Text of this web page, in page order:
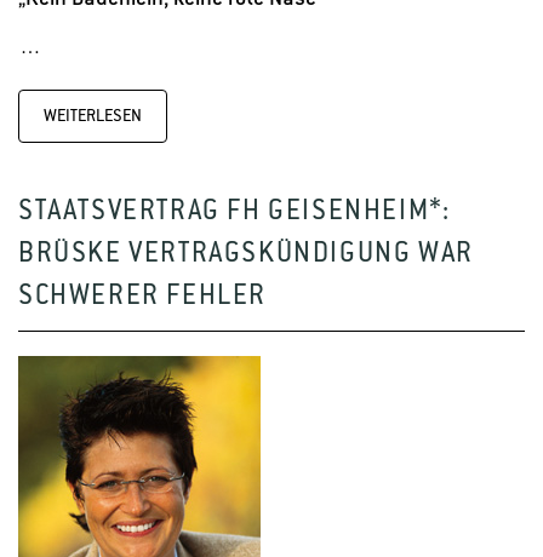
…
WEITERLESEN
STAATSVERTRAG FH GEISENHEIM*:
BRÜSKE VERTRAGSKÜNDIGUNG WAR
SCHWERER FEHLER